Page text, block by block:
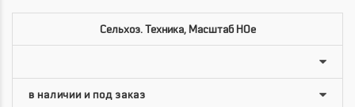
Сельхоз. Техника, Масштаб HOe